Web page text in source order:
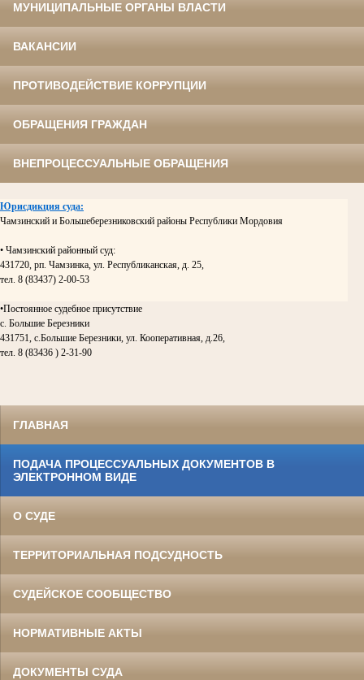
МУНИЦИПАЛЬНЫЕ ОРГАНЫ ВЛАСТИ
ВАКАНСИИ
ПРОТИВОДЕЙСТВИЕ КОРРУПЦИИ
ОБРАЩЕНИЯ ГРАЖДАН
ВНЕПРОЦЕССУАЛЬНЫЕ ОБРАЩЕНИЯ
Юрисдикция суда:
Чамзинский и Большеберезниковский районы Республики Мордовия
• Чамзинский районный суд:
431720, рп. Чамзинка, ул. Республиканская, д. 25,
тел. 8 (83437) 2-00-53
•Постоянное судебное присутствие
с. Большие Березники
431751, с.Большие Березники, ул. Кооперативная, д.26,
тел. 8 (83436 ) 2-31-90
ГЛАВНАЯ
ПОДАЧА ПРОЦЕССУАЛЬНЫХ ДОКУМЕНТОВ В
ЭЛЕКТРОННОМ ВИДЕ
О СУДЕ
ТЕРРИТОРИАЛЬНАЯ ПОДСУДНОСТЬ
СУДЕЙСКОЕ СООБЩЕСТВО
НОРМАТИВНЫЕ АКТЫ
ДОКУМЕНТЫ СУДА